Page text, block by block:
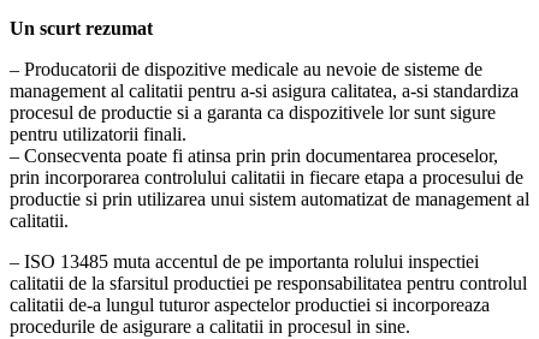
Un scurt rezumat
– Producatorii de dispozitive medicale au nevoie de sisteme de
management al calitatii pentru a-si asigura calitatea, a-si standardiza
procesul de productie si a garanta ca dispozitivele lor sunt sigure
pentru utilizatorii finali.
– Consecventa poate fi atinsa prin prin documentarea proceselor,
prin incorporarea controlului calitatii in fiecare etapa a procesului de
productie si prin utilizarea unui sistem automatizat de management al
calitatii.
– ISO 13485 muta accentul de pe importanta rolului inspectiei
calitatii de la sfarsitul productiei pe responsabilitatea pentru controlul
calitatii de-a lungul tuturor aspectelor productiei si incorporeaza
procedurile de asigurare a calitatii in procesul in sine.